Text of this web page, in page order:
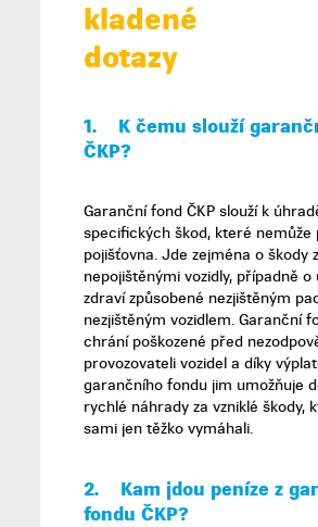
kladené
dotazy
1. Kčemu slouží
ČKP?
Garanční fond ČKP slouží k
specifických škod, které nemůže
pojišťovna. Jde zejména o škody
nepojištěnými vozidly, případně o
zdraví způsobené nezjištěným
nezjištěným vozidlem. Garanční
chrání poškozené před
provozovateli vozidel a díky
garančního fondu jim umožňuje
rychlé náhrady za vzniklé škody,
sami jen těžko vymáhali.
2. Kam jdou peníze z
fondu ČKP?